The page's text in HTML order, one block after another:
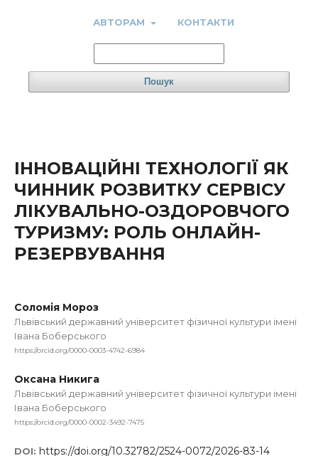
АВТОРАМ КОНТАКТИ
Пошук
ІННОВАЦІЙНІ ТЕХНОЛОГІЇ ЯК
ЧИННИК РОЗВИТКУ СЕРВІСУ
ЛІКУВАЛЬНО-ОЗДОРОВЧОГО
ТУРИЗМУ: РОЛЬ ОНЛАЙН-
РЕЗЕРВУВАННЯ
Соломія Мороз
Львівський державний університет фізичної культури імені
Івана Боберського
https://orcid.org/0000-0003-4742-6984
Оксана Никига
Львівський державний університет фізичної культури імені
Івана Боберського
https://orcid.org/0000-0002-3492-7475
DOI: https://doi.org/10.32782/2524-0072/2026-83-14